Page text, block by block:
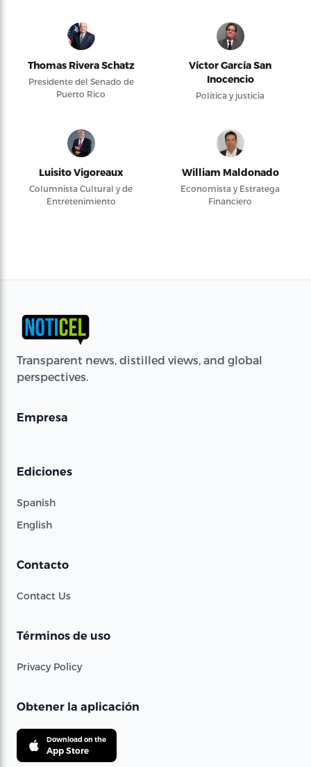
Thomas Rivera Schatz
Presidente del Senado de
Puerto Rico
Víctor García San
Inocencio
Política y justicia
Luisito Vigoreaux
Columnista Cultural y de
Entretenimiento
William Maldonado
Economista y Estratega
Financiero
Transparent news, distilled views, and global
perspectives.
Empresa
Ediciones
Spanish
English
Contacto
Contact Us
Términos de uso
Privacy Policy
Obtener la aplicación
Download on the
App Store